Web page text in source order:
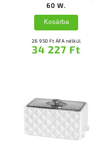
60 W.
26 950 Ft ÁFA nélkül
34 227 Ft
Kosárba